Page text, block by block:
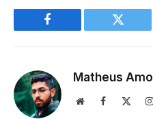
Facebook Twitter
Matheus
WebsiteFacebook